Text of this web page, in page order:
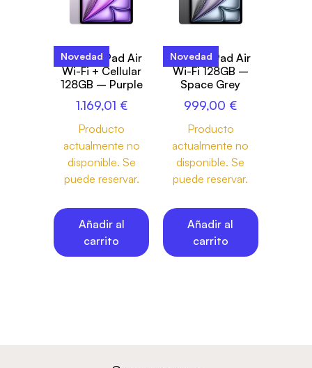
Novedad
13-inch iPad Air
Wi-Fi + Cellular
128GB – Purple
1.169,01 €
Producto
actualmente no
disponible. Se
puede reservar.
Añadir al
carrito
Novedad
13-inch iPad Air
Wi-Fi 128GB –
Space Grey
999,00 €
Producto
actualmente no
disponible. Se
puede reservar.
Añadir al
carrito